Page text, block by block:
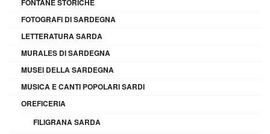
FONTANE STORICHE
FOTOGRAFI DI SARDEGNA
LETTERATURA SARDA
MURALES DI SARDEGNA
MUSEI DELLA SARDEGNA
MUSICA E CANTI POPOLARI SARDI
OREFICERIA
FILIGRANA SARDA